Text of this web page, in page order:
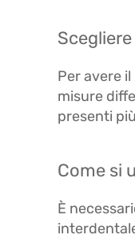
Per avere
misure
presenti
Come si
È